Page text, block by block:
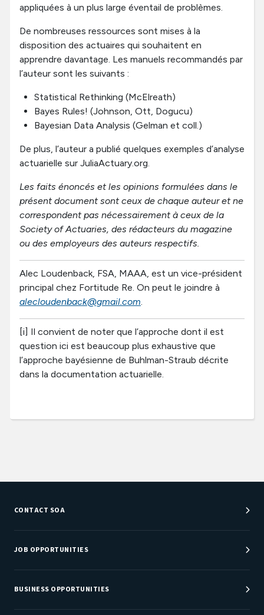
appliquées à un plus large éventail de problèmes.
De nombreuses ressources sont mises à la
disposition des actuaires qui souhaitent en
apprendre davantage. Les manuels recommandés par
l’auteur sont les suivants :
Statistical Rethinking (McElreath)
Bayes Rules! (Johnson, Ott, Dogucu)
Bayesian Data Analysis (Gelman et coll.)
De plus, l’auteur a publié quelques exemples d’analyse
actuarielle sur JuliaActuary.org.
Les faits énoncés et les opinions formulées dans le
présent document sont ceux de chaque auteur et ne
correspondent pas nécessairement à ceux de la
Society of Actuaries, des rédacteurs du magazine
ou des employeurs des auteurs respectifs.
Alec Loudenback, FSA, MAAA, est un vice-président
principal chez Fortitude Re. On peut le joindre à
alecloudenback@gmail.com.
[i] Il convient de noter que l’approche dont il est
question ici est beaucoup plus exhaustive que
l’approche bayésienne de Buhlman-Straub décrite
dans la documentation actuarielle.
CONTACT SOA
Customer Service Center
Department Directory
JOB OPPORTUNITIES
Job Center
Careers at SOA
BUSINESS OPPORTUNITIES
Sponsorship Opportunities